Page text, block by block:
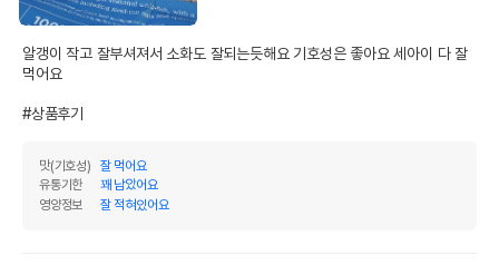
알갱이 작고 잘부셔져서 소화도 잘되는듯해요 기호성은 좋아요 세아이 다 잘
먹어요
#상품후기
맛(기호성)
잘 먹어요
유통기한
꽤 남았어요
영양정보
잘 적혀있어요